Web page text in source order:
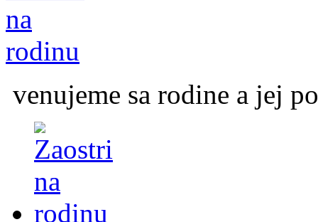
venujeme sa rodine a jej